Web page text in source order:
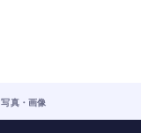
写真・画像